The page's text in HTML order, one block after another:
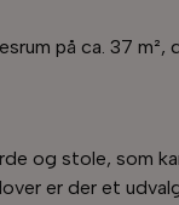
på ca. 37 m²,
og stole, som
er der et